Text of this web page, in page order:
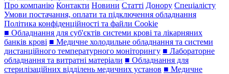
Про компанію Контакти Новини Статті Донору Спеціалісту
Умови постачання, оплати та підключення обладнання
Політика конфіденційності та файли Cookie
■ Обладнання для суб'єктів системи крові та лікарняних
банків крові ■ Медичне холодильне обладнання та системи
дистанційного температурного моніторингу ■ Лабораторне
обладнання та витратні матеріали ■ Обладнання для
стерилізаційних відділень медичних установ ■ Медичне